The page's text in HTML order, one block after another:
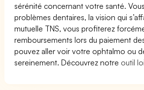
sérénité concernant votre santé.
problèmes dentaires, la vision qui
mutuelle TNS, vous profiterez
remboursements lors du paiement
pouvez aller voir votre ophtalmo ou
sereinement. Découvrez notre outil